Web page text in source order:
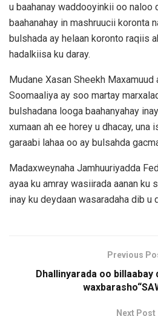
u baahanay waddooyinkii oo naloo
baahanahay in mashruucii koronta
bulshada ay helaan koronto raqiis
hadalkiisa ku daray.
Mudane Xasan Sheekh
Soomaaliya ay soo martay
bulshadana looga baahanyahay
xumaan ah ee horey u dhacay, una
garaabi lahaa oo ay bulsahda
Madaxweynaha Jamhuuriyadda
ayaa ku amray wasiirada aanan ku
inay ku deydaan wasaradaha dib u
Previous
Dhallinyarada oo billaabay
Next Post